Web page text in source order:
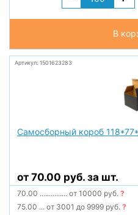
В
Артикул: 1501623283
Самосборный короб
от 70.00 руб. за шт.
70.00 ............... от 10000 руб.?
75.00 ... от 3001 до 9999 руб.?